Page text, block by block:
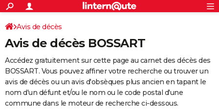
ACTUALITÉS
Politique
Société
Faits Divers
Education
Monde
Villes
+
SPORT
Coupe du monde 2026
Football
Tennis
Cyclisme
Rugby
Forum
Programme TV
TNT
Streaming
Cinéma
Sorties cinéma
Musique
+
FINANCE
Retraite
Epargne
Immobilier
Risques naturels par ville
Banque
Assurance
AUTO
Essais
Réserver un essai
Citadines
Berlines
SUV
Forum auto
+
Avis de décès
Avis de décès BOSSART
Accédez gratuitement sur cette page au carnet des décès des
BOSSART. Vous pouvez affiner votre recherche ou trouver un
avis de décès ou un avis d'obsèques plus ancien en tapant le
nom d'un défunt et/ou le nom ou le code postal d'une
commune dans le moteur de recherche ci-dessous.